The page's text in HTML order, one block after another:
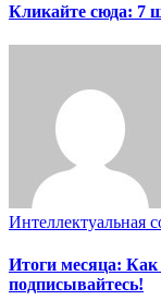
Кликайте сюда: 7
Интеллектуальная
Итоги месяца:
подписывайтесь!